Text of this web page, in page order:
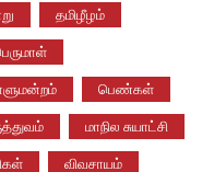
தமிழீழம்
பெண்கள்
மாநில சுயாட்சி
விவசாயம்